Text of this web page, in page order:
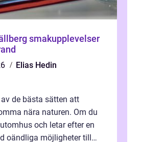
Elias Hedin
de bästa sätten att
nära naturen. Om du
och letar efter en
oändliga möjligheter till